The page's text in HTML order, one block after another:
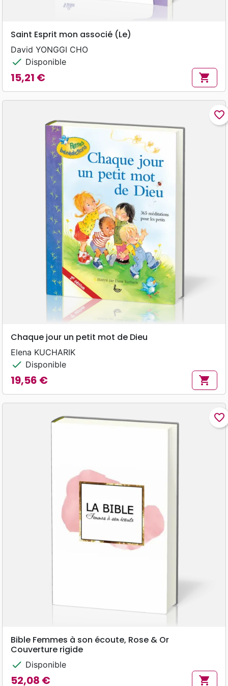
Saint Esprit mon associé (Le)
David YONGGI CHO
check Disponible
Prix
15,21 € shopping_cart
favorite_border
Chaque jour un petit mot de Dieu
Elena KUCHARIK
check Disponible
Prix
19,56 € shopping_cart
favorite_border
Bible Femmes à son écoute, Rose & Or
Couverture rigide
check Disponible
52,08 € shopping_cart